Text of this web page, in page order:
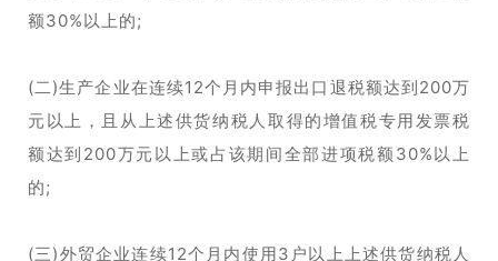
额30%以上的;
(二)生产企业在连续12个月内申报出口退税额达到200万
元以上，且从上述供货纳税人取得的增值税专用发票税
额达到200万元以上或占该期间全部进项税额30%以上
的;
(三)外贸企业连续12个月内使用3户以上上述供货纳税人